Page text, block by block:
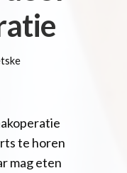
te horen
mag eten